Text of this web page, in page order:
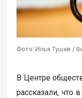
Фото: Илья Тушев /
В Центре
рассказали, что